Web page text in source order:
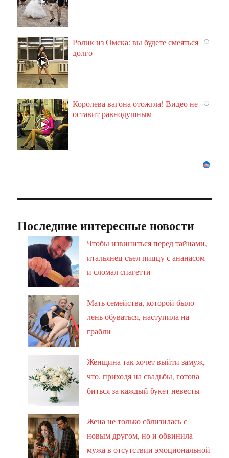
i
Ролик из Омска: вы будете смеяться
долго
i
Королева вагона отожгла! Видео не
оставит равнодушным
Последние интересные новости
Чтобы извиниться перед тайцами,
итальянец съел пиццу с ананасом
и сломал спагетти
Мать семейства, которой было
лень обуваться, наступила на
грабли
Женщина так хочет выйти замуж,
что, приходя на свадьбы, готова
биться за каждый букет невесты
Жена не только сблизилась с
новым другом, но и обвинила
мужа в отсутствии эмоциональной